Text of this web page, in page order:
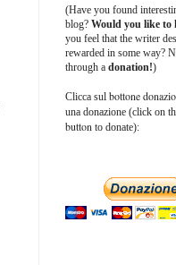
(Have you found
blog? Would you like to
you feel that the writer
rewarded in some way?
through a donation!)
Clicca sul bottone
una donazione (click on
button to donate):